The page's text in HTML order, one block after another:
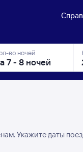
во ночей
Укажите даты